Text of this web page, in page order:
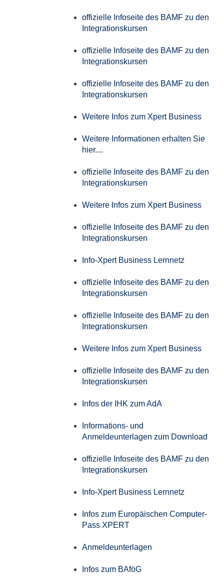
offizielle Infoseite des BAMF zu den
Integrationskursen
offizielle Infoseite des BAMF zu den
Integrationskursen
offizielle Infoseite des BAMF zu den
Integrationskursen
Weitere Infos zum Xpert Business
Weitere Informationen erhalten Sie
hier....
offizielle Infoseite des BAMF zu den
Integrationskursen
Weitere Infos zum Xpert Business
offizielle Infoseite des BAMF zu den
Integrationskursen
Info-Xpert Business Lernnetz
offizielle Infoseite des BAMF zu den
Integrationskursen
offizielle Infoseite des BAMF zu den
Integrationskursen
Weitere Infos zum Xpert Business
offizielle Infoseite des BAMF zu den
Integrationskursen
Infos der IHK zum AdA
Informations- und
Anmeldeunterlagen zum Download
offizielle Infoseite des BAMF zu den
Integrationskursen
Info-Xpert Business Lernnetz
Infos zum Europäischen Computer-
Pass XPERT
Anmeldeunterlagen
Infos zum BAföG